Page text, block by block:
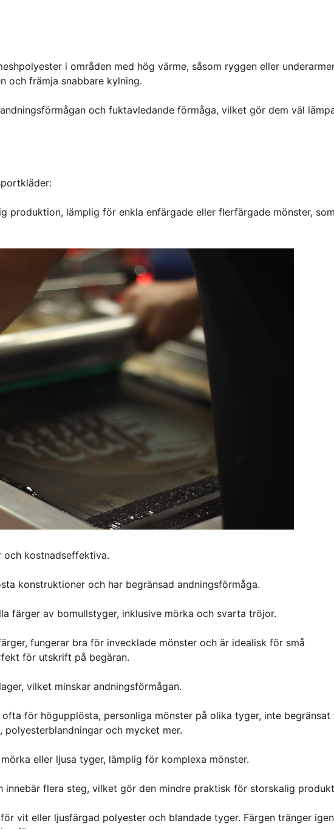
i områden med hög värme, såsom ryggen eller
och främja snabbare kylning.
och fuktavledande förmåga, vilket gör dem väl
produktion, lämplig för enkla enfärgade eller flerfärgade mönster, som
och kostnadseffektiva.
konstruktioner och har begränsad andningsförmåga.
färger av bomullstyger, inklusive mörka och svarta tröjor.
fungerar bra för invecklade mönster och är idealisk för små
för utskrift på begäran.
vilket minskar andningsförmågan.
ofta för högupplösta, personliga mönster på olika tyger, inte begränsat
och mycket mer.
eller ljusa tyger, lämplig för komplexa mönster.
innebär flera steg, vilket gör den mindre praktisk för storskalig
vit eller ljusfärgad polyester och blandade tyger. Färgen tränger